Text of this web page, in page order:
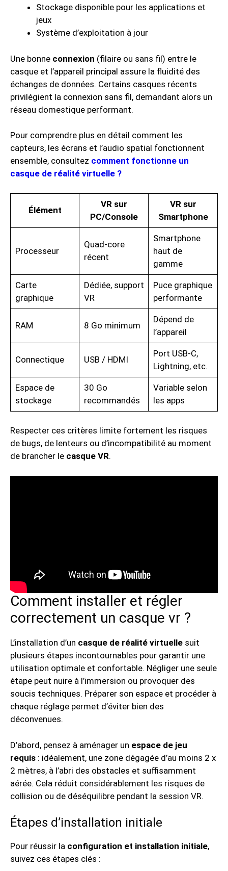
Stockage disponible pour les applications et
jeux
Système d’exploitation à jour
Une bonne connexion (filaire ou sans fil) entre le
casque et l’appareil principal assure la fluidité des
échanges de données. Certains casques récents
privilégient la connexion sans fil, demandant alors un
réseau domestique performant.
Pour comprendre plus en détail comment les
capteurs, les écrans et l’audio spatial fonctionnent
ensemble, consultez comment fonctionne un
casque de réalité virtuelle ?
Élément
VR sur
PC/Console
VR sur
Smartphone
Processeur
Quad-core
récent
Smartphone
haut de
gamme
Carte
graphique
Dédiée, support
VR
Puce graphique
performante
RAM 8 Go minimum
Dépend de
l’appareil
Connectique USB / HDMI
Port USB-C,
Lightning, etc.
Espace de
stockage
30 Go
recommandés
Variable selon
les apps
Respecter ces critères limite fortement les risques
de bugs, de lenteurs ou d’incompatibilité au moment
de brancher le casque VR.
Comment installer et régler
correctement un casque vr ?
L’installation d’un casque de réalité virtuelle suit
plusieurs étapes incontournables pour garantir une
utilisation optimale et confortable. Négliger une seule
étape peut nuire à l’immersion ou provoquer des
soucis techniques. Préparer son espace et procéder à
chaque réglage permet d’éviter bien des
déconvenues.
D’abord, pensez à aménager un espace de jeu
requis : idéalement, une zone dégagée d’au moins 2 x
2 mètres, à l’abri des obstacles et suffisamment
aérée. Cela réduit considérablement les risques de
collision ou de déséquilibre pendant la session VR.
Étapes d’installation initiale
Pour réussir la configuration et installation initiale,
suivez ces étapes clés :